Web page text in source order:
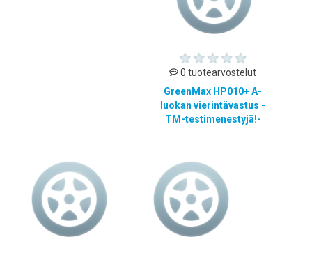
0 tuotearvostelut
GreenMax HP010+ A-
luokan vierintävastus -
TM-testimenestyjä!-